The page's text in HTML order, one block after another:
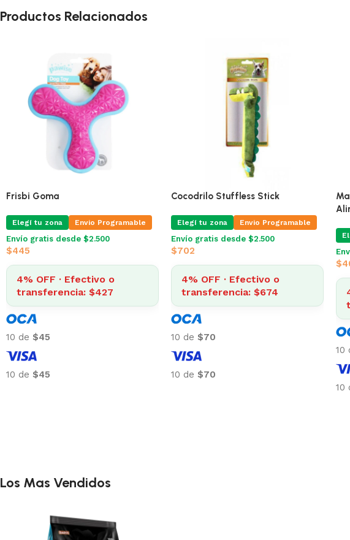
Productos Relacionados
Frisbi Goma
Elegí tu zona Envio Programable
Envío gratis desde $2.500
$445
4% OFF · Efectivo o
transferencia: $427
10 de $45
10 de $45
Cocodrilo Stuffless Stick
Elegí tu zona Envio Programable
Envío gratis desde $2.500
$702
4% OFF · Efectivo o
transferencia: $674
10 de $70
10 de $70
$
10
10
Los Mas Vendidos